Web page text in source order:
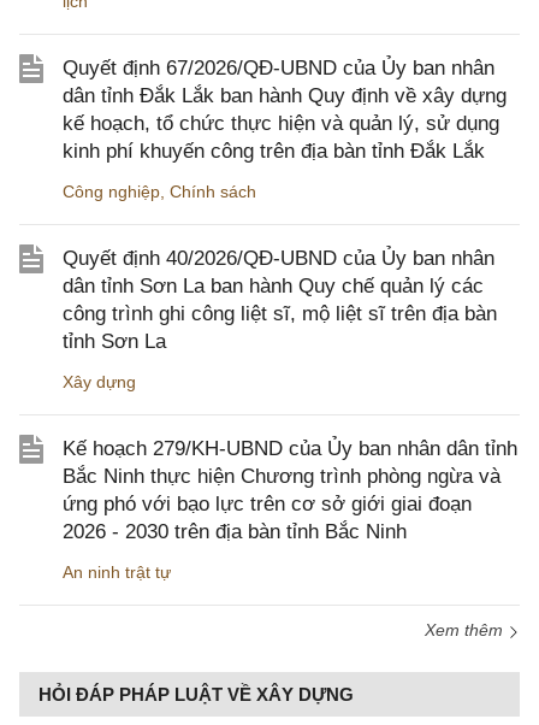
Quyết định 67/2026/QĐ-UBND của Ủy ban nhân
dân tỉnh Đắk Lắk ban hành Quy định về xây dựng
kế hoạch, tổ chức thực hiện và quản lý, sử dụng
kinh phí khuyến công trên địa bàn tỉnh Đắk Lắk
Công nghiệp, Chính sách
Quyết định 40/2026/QĐ-UBND của Ủy ban nhân
dân tỉnh Sơn La ban hành Quy chế quản lý các
công trình ghi công liệt sĩ, mộ liệt sĩ trên địa bàn
tỉnh Sơn La
Xây dựng
Kế hoạch 279/KH-UBND của Ủy ban nhân dân tỉnh
Bắc Ninh thực hiện Chương trình phòng ngừa và
ứng phó với bạo lực trên cơ sở giới giai đoạn
2026 - 2030 trên địa bàn tỉnh Bắc Ninh
An ninh trật tự
Xem thêm
HỎI ĐÁP PHÁP LUẬT VỀ XÂY DỰNG